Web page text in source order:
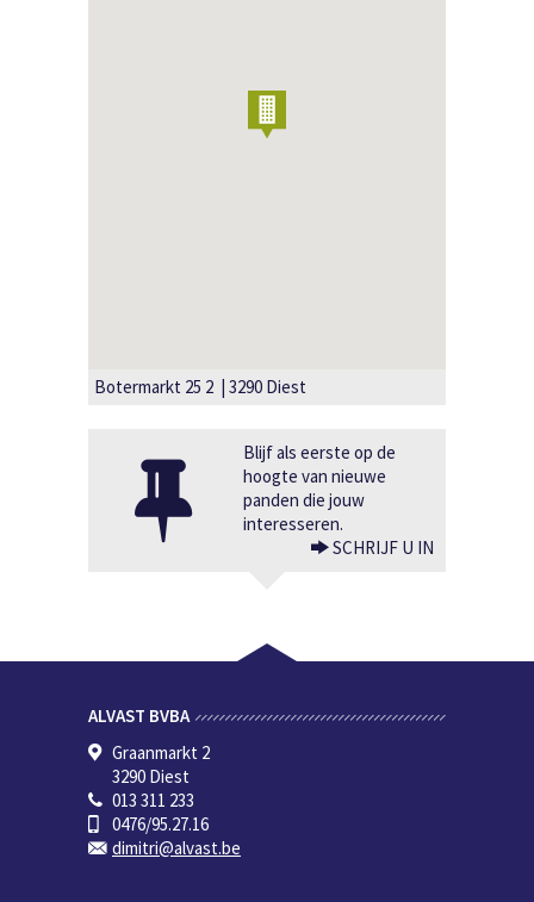
Botermarkt 25 2 | 3290 Diest
Blijf als eerste op de
hoogte van nieuwe
panden die jouw
interesseren.
SCHRIJF U IN
ALVAST BVBA
Graanmarkt 2
3290 Diest
013 311 233
0476/95.27.16
dimitri@alvast.be